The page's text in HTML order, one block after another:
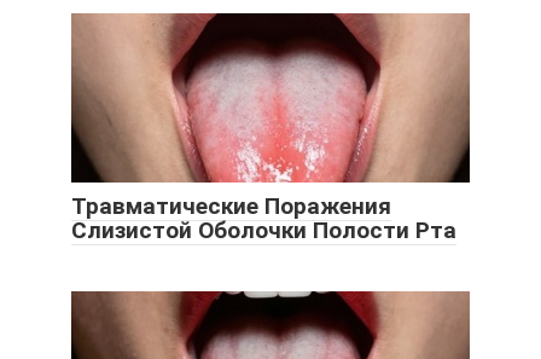
Травматические Поражения
Слизистой Оболочки Полости Рта